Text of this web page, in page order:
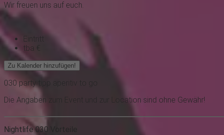
Wir freuen uns auf euch.
Eintritt
tba €
Zu Kalender hinzufügen!
030 party
Die Angaben zum Event und zur Location sind ohne Gewähr!
Nightlife 030 Vorteile